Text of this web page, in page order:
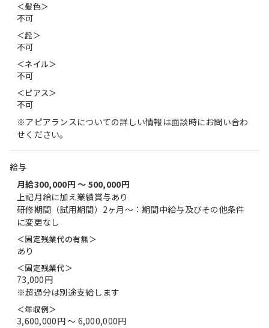
＜髪色＞
不可
＜髭＞
不可
＜ネイル＞
不可
＜ピアス＞
不可
※アピアランスについての詳しい情報は面談時にお問い合わ
せください。
給与
月給300,000円 〜 500,000円
上記月給に加え業績賞与あり
研修期間（試用期間）2ヶ月～：期間中給与及びその他条件
に変更なし
＜固定残業代の有無＞
あり
＜固定残業代＞
73,000円
※超過分は別途支給します
＜年収例＞
3,600,000円 〜 6,000,000円